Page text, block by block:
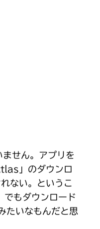
せん。アプリを
」のダウンロ
ない。というこ
もダウンロード
たいなもんだと思